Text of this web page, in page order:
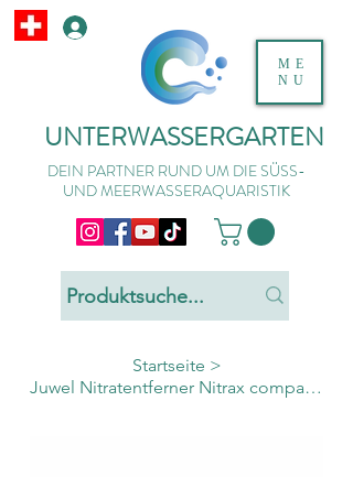
UNTERWASSERGARTEN
DEIN PARTNER RUND UM DIE SÜSS-
UND MEERWASSERAQUARISTIK
ME
NU
Startseite >
Juwel Nitratentferner Nitrax compact zu Bioflow